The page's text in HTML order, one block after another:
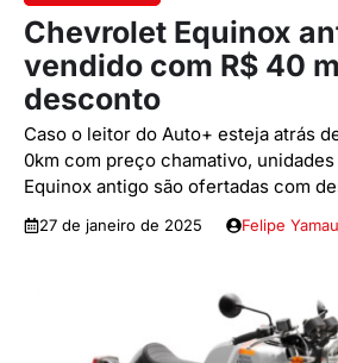
Chevrolet Equinox
vendido com R$ 40
desconto
Caso o leitor do Auto+ esteja atrás
0km com preço chamativo,
Equinox antigo são ofertadas com
27 de janeiro de 2025 Felipe